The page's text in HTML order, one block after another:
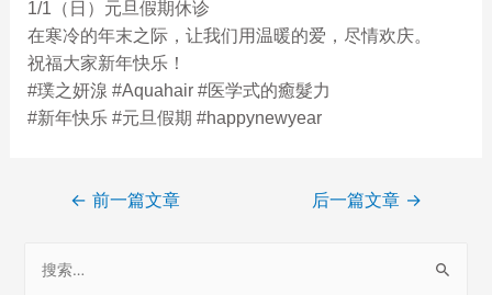
1/1（日）元旦假期休诊
在寒冷的年末之际，让我们用温暖的爱，尽情欢庆。
祝福大家新年快乐！
#璞之妍湶 #Aquahair #医学式的癒髮力
#新年快乐 #元旦假期 #happynewyear
← 前一篇文章 后一篇文章 →